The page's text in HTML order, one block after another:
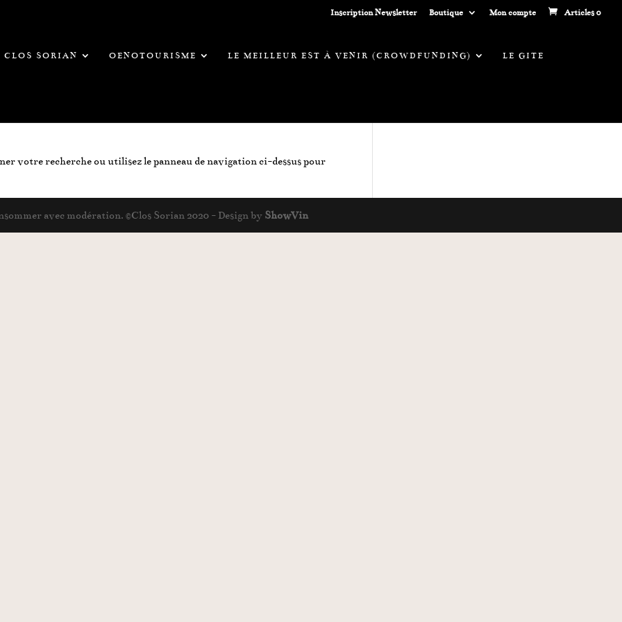
Inscription Newsletter Boutique Mon compte Articles 0
CLOS SORIAN OENOTOURISME LE MEILLEUR EST À VENIR (CROWDFUNDING) LE GITE
votre recherche ou utilisez le panneau de navigation ci-dessus pour
avec modération. ©Clos Sorian 2020 - Design by ShowVin